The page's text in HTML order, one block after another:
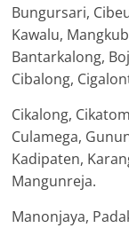
Bungursari,
Kawalu,
Bantarkalong,
Cibalong,
Cikalong,
Culamega,
Kadipaten,
Mangunreja.
Manonjaya,